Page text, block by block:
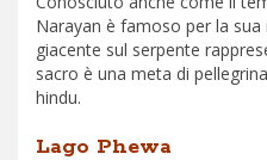
Narayan è famoso per la sua
giacente sul serpente
sacro è una meta di
hindu.
Lago Phewa